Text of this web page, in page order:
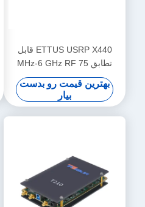
ETTUS USRP X440 قابل
تطابق 75 MHz-6 GHz RF
SDR پهنای باند 200MHz / ch
فاز منسجم < 1 ° RMS USRP
دستگاه رادیویی تعریف شده
توسط نرم افزار
بهترین قیمت رو بدست
بیار